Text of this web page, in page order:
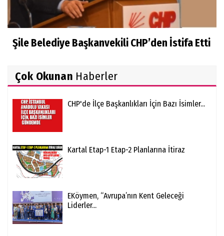
Şile Belediye Başkanvekili CHP’den İstifa Etti
Çok Okunan Haberler
CHP'de İlçe Başkanlıkları İçin Bazı İsimler...
Kartal Etap-1 Etap-2 Planlarına İtiraz
EKöymen, “Avrupa’nın Kent Geleceği
Liderler...